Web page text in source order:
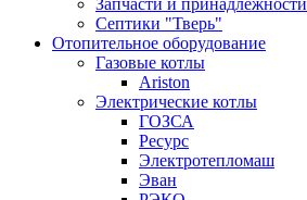
Запчасти и принадлежности
Септики "Тверь"
Отопительное оборудование
Газовые котлы
Ariston
Электрические котлы
ГОЗСА
Ресурс
Электротепломаш
Эван